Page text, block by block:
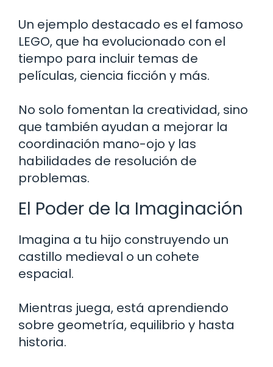
Un ejemplo destacado es el famoso
LEGO, que ha evolucionado con el
tiempo para incluir temas de
películas, ciencia ficción y más.
No solo fomentan la creatividad, sino
que también ayudan a mejorar la
coordinación mano-ojo y las
habilidades de resolución de
problemas.
El Poder de la Imaginación
Imagina a tu hijo construyendo un
castillo medieval o un cohete
espacial.
Mientras juega, está aprendiendo
sobre geometría, equilibrio y hasta
historia.